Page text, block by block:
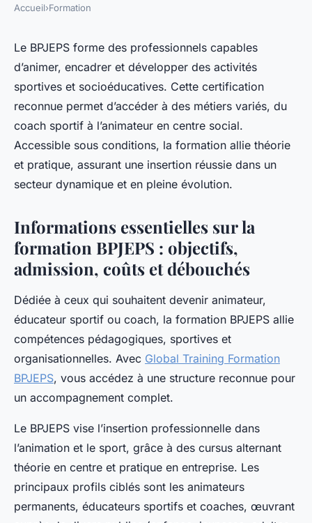
Formation BPJEPS : devenez
acteur du monde sportif !
Adrien•19 mai 2025•3 min de lecture
Accueil›Formation
Le BPJEPS forme des professionnels capables
d’animer, encadrer et développer des activités
sportives et socioéducatives. Cette certification
reconnue permet d’accéder à des métiers variés, du
coach sportif à l’animateur en centre social.
Accessible sous conditions, la formation allie théorie
et pratique, assurant une insertion réussie dans un
secteur dynamique et en pleine évolution.
Informations essentielles sur la
formation BPJEPS : objectifs,
admission, coûts et débouchés
Dédiée à ceux qui souhaitent devenir animateur,
éducateur sportif ou coach, la formation BPJEPS allie
compétences pédagogiques, sportives et
organisationnelles. Avec Global Training Formation
BPJEPS, vous accédez à une structure reconnue pour
un accompagnement complet.
Le BPJEPS vise l’insertion professionnelle dans
l’animation et le sport, grâce à des cursus alternant
théorie en centre et pratique en entreprise. Les
principaux profils ciblés sont les animateurs
permanents, éducateurs sportifs et coaches, œuvrant